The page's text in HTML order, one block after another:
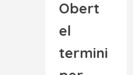
Obert
el
termini